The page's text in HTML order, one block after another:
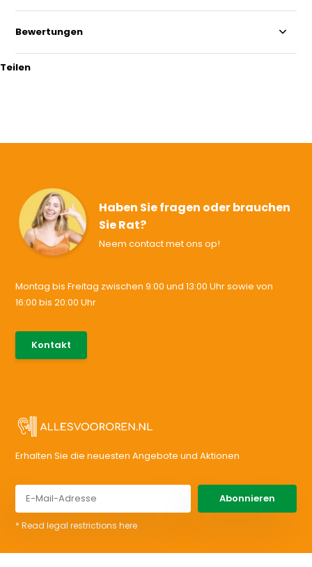
Bewertungen
Teilen
Haben Sie fragen oder brauchen
Sie Rat?
Neem contact met ons op!
Montag bis Freitag zwischen 9:00 und 13:00 Uhr sowie von
16:00 bis 20:00 Uhr
Kontakt
Erhalten Sie die neuesten Angebote und Aktionen
Abonnieren
* Read legal restrictions here